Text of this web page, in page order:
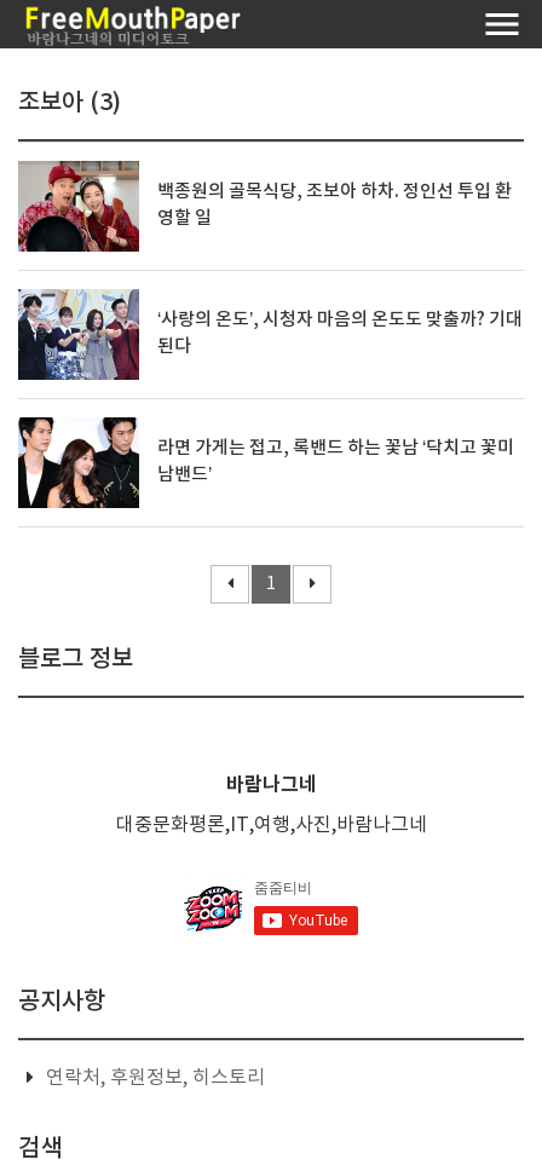
조보아 (3)
백종원의 골목식당, 조보아 하차. 정인선 투입 환
영할 일
‘사랑의 온도’, 시청자 마음의 온도도 맞출까? 기대
된다
라면 가게는 접고, 록밴드 하는 꽃남 ‘닥치고 꽃미
남밴드’
1
블로그 정보
바람나그네
대중문화평론,IT,여행,사진,바람나그네
공지사항
연락처, 후원정보, 히스토리
검색